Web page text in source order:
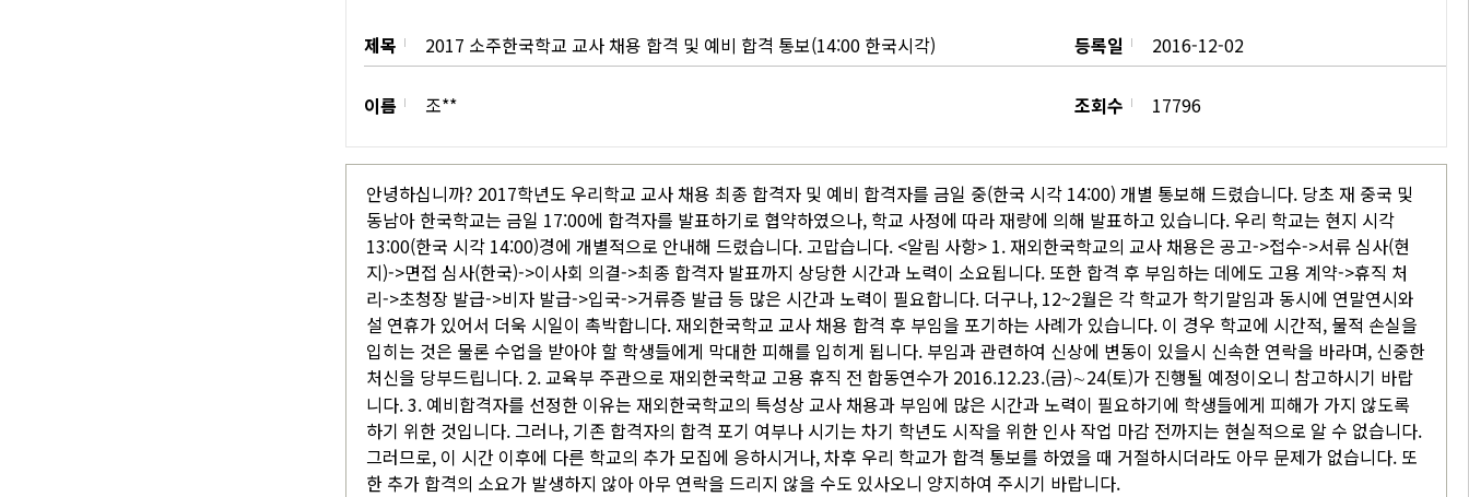
제목 2017 소주한국학교 교사 채용 합격 및 예비 합격 통보(14:00 한국시각) 등록일 2016-12-02
이름 조** 조회수 17796
안녕하십니까? 2017학년도 우리학교 교사 채용 최종 합격자 및 예비 합격자를 금일 중(한국 시각 14:00) 개별 통보해 드렸습니다. 당초 재 중국 및
동남아 한국학교는 금일 17:00에 합격자를 발표하기로 협약하였으나, 학교 사정에 따라 재량에 의해 발표하고 있습니다. 우리 학교는 현지 시각
13:00(한국 시각 14:00)경에 개별적으로 안내해 드렸습니다. 고맙습니다. <알림 사항> 1. 재외한국학교의 교사 채용은 공고->접수->서류 심사(현
지)->면접 심사(한국)->이사회 의결->최종 합격자 발표까지 상당한 시간과 노력이 소요됩니다. 또한 합격 후 부임하는 데에도 고용 계약->휴직 처
리->초청장 발급->비자 발급->입국->거류증 발급 등 많은 시간과 노력이 필요합니다. 더구나, 12~2월은 각 학교가 학기말임과 동시에 연말연시와
설 연휴가 있어서 더욱 시일이 촉박합니다. 재외한국학교 교사 채용 합격 후 부임을 포기하는 사례가 있습니다. 이 경우 학교에 시간적, 물적 손실을
입히는 것은 물론 수업을 받아야 할 학생들에게 막대한 피해를 입히게 됩니다. 부임과 관련하여 신상에 변동이 있을시 신속한 연락을 바라며, 신중한
처신을 당부드립니다. 2. 교육부 주관으로 재외한국학교 고용 휴직 전 합동연수가 2016.12.23.(금)∼24(토)가 진행될 예정이오니 참고하시기 바랍
니다. 3. 예비합격자를 선정한 이유는 재외한국학교의 특성상 교사 채용과 부임에 많은 시간과 노력이 필요하기에 학생들에게 피해가 가지 않도록
하기 위한 것입니다. 그러나, 기존 합격자의 합격 포기 여부나 시기는 차기 학년도 시작을 위한 인사 작업 마감 전까지는 현실적으로 알 수 없습니다.
그러므로, 이 시간 이후에 다른 학교의 추가 모집에 응하시거나, 차후 우리 학교가 합격 통보를 하였을 때 거절하시더라도 아무 문제가 없습니다. 또
한 추가 합격의 소요가 발생하지 않아 아무 연락을 드리지 않을 수도 있사오니 양지하여 주시기 바랍니다.